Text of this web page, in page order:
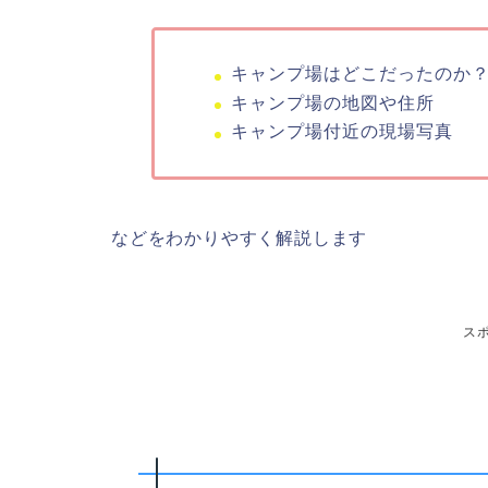
キャンプ場はどこだったのか？
キャンプ場の地図や住所
キャンプ場付近の現場写真
などをわかりやすく解説します
ス